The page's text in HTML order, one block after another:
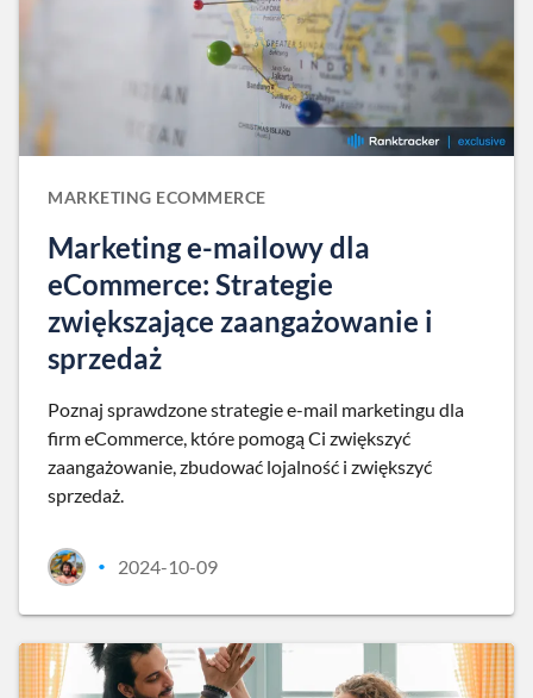
MARKETING ECOMMERCE
Marketing e-mailowy dla
eCommerce: Strategie
zwiększające zaangażowanie i
sprzedaż
Poznaj sprawdzone strategie e-mail marketingu dla
firm eCommerce, które pomogą Ci zwiększyć
zaangażowanie, zbudować lojalność i zwiększyć
sprzedaż.
• 2024-10-09